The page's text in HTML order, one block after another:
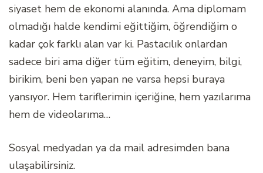
siyaset hem de ekonomi alanında. Ama diplomam
olmadığı halde kendimi eğittiğim, öğrendiğim o
kadar çok farklı alan var ki. Pastacılık onlardan
sadece biri ama diğer tüm eğitim, deneyim, bilgi,
birikim, beni ben yapan ne varsa hepsi buraya
yansıyor. Hem tariflerimin içeriğine, hem yazılarıma
hem de videolarıma…
Sosyal medyadan ya da mail adresimden bana
ulaşabilirsiniz.